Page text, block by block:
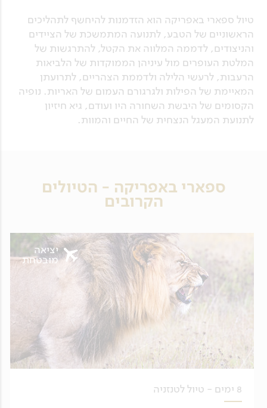
טיול ספארי באפריקה הוא הזדמנות להיחשף לתהליכים
הראשוניים של הטבע, לתנועה המתמשכת של הציידים
והניצודים, לדממה המלווה את הקטל, להתרגשות של
המלטת העופרים מול עיניהן הממוקדות של הלביאות
הרעבות, לרעשי הלילה ולדממת הצהריים, לתרועתן
המאיימת של הפילות ולגרגורם העמום של האריות. נופיה
הקסומים של היבשת השחורה היו ועודם, גיא חיזיון
לתנועת המעגל הנצחית של החיים והמוות.
ספארי באפריקה - הטיולים
הקרובים
8 ימים - טיול לטנזניה
יציאה
מובטחת